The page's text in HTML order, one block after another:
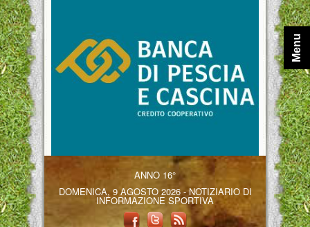
ANNO 16°
DOMENICA, 9 AGOSTO 2026 - NOTIZIARIO DI
INFORMAZIONE SPORTIVA
Menu